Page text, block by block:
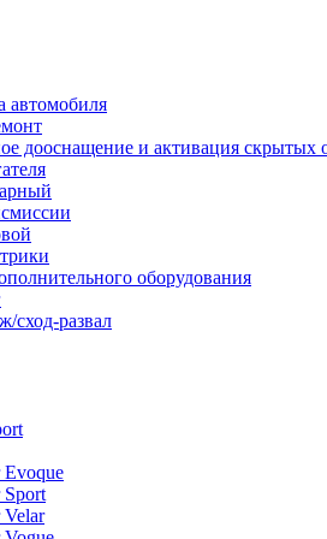
автомобиля
дооснащение и активация скрытых
оборудования
развал
Evoque
Sport
Velar